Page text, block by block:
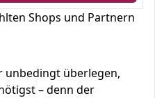
Shops und Partnern
unbedingt überlegen,
– denn der